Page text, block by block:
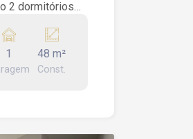
sala de 2
social e
alto e vista
1 48 m²
Const.